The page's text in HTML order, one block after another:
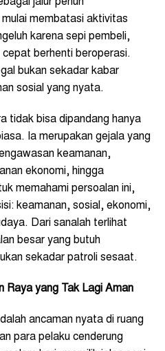
membatasi aktivitas
karena sepi pembeli,
berhenti beroperasi.
bukan sekadar kabar
sosial yang nyata.
tidak bisa dipandang hanya
Ia merupakan gejala yang
keamanan,
ekonomi, hingga
memahami persoalan ini,
keamanan, sosial, ekonomi,
Dari sanalah terlihat
besar yang butuh
sekadar patroli sesaat.
Raya yang Tak Lagi Aman
ancaman nyata di ruang
para pelaku cenderung